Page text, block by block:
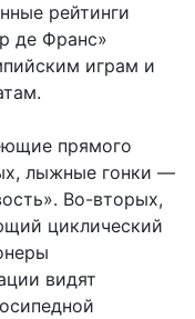
рейтинги
де Франс»
играм и
прямого
лыжные гонки —
Во-вторых,
циклический
видят